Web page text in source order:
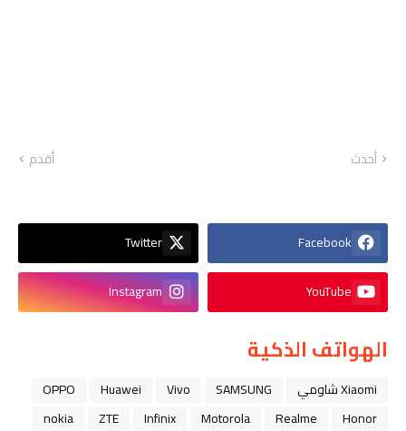
أحدث أقدم
Facebook
Twitter
YouTube
Instagram
الهواتف الذكية
Xiaomi شاومي SAMSUNG
Vivo
Huawei
OPPO
Honor
Realme
Motorola
Infinix
ZTE
nokia